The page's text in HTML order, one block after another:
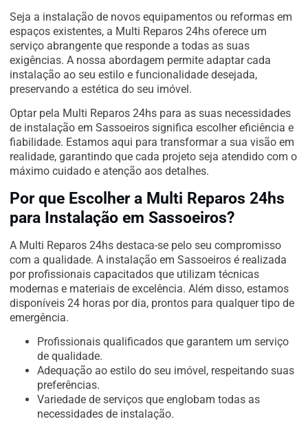
Seja a instalação de novos equipamentos ou reformas em
espaços existentes, a Multi Reparos 24hs oferece um
serviço abrangente que responde a todas as suas
exigências. A nossa abordagem permite adaptar cada
instalação ao seu estilo e funcionalidade desejada,
preservando a estética do seu imóvel.
Optar pela Multi Reparos 24hs para as suas necessidades
de instalação em Sassoeiros significa escolher eficiência e
fiabilidade. Estamos aqui para transformar a sua visão em
realidade, garantindo que cada projeto seja atendido com o
máximo cuidado e atenção aos detalhes.
Por que Escolher a Multi Reparos 24hs
para Instalação em Sassoeiros?
A Multi Reparos 24hs destaca-se pelo seu compromisso
com a qualidade. A instalação em Sassoeiros é realizada
por profissionais capacitados que utilizam técnicas
modernas e materiais de excelência. Além disso, estamos
disponíveis 24 horas por dia, prontos para qualquer tipo de
emergência.
Profissionais qualificados que garantem um serviço
de qualidade.
Adequação ao estilo do seu imóvel, respeitando suas
preferências.
Variedade de serviços que englobam todas as
necessidades de instalação.